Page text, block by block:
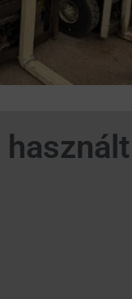
használt